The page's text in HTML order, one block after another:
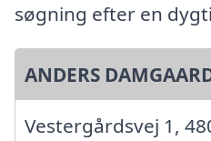
søgning efter en
ANDERS
Vestergårdsvej 1,